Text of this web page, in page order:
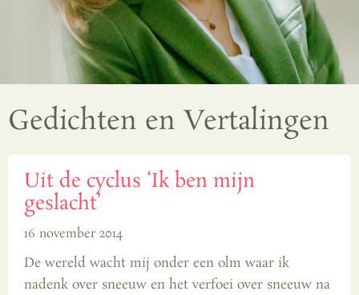
Gedichten en Vertalingen
Uit de cyclus ‘Ik ben mijn
geslacht’
16 november 2014
De wereld wacht mij onder een olm waar ik
nadenk over sneeuw en het verfoei over sneeuw na